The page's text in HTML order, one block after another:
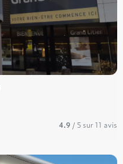
4.9 / 5 sur 11 avis